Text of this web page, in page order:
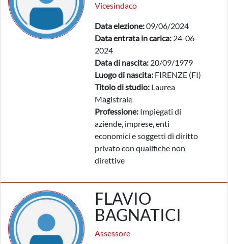
Vicesindaco
Data elezione:09/06/2024
Data entrata in carica: 24-06-
2024
Data di nascita: 20/09/1979
Luogo di nascita: FIRENZE (FI)
Titolo di studio: Laurea
Magistrale
Professione: Impiegati di
aziende, imprese, enti
economici e soggetti di diritto
privato con qualifiche non
direttive
FLAVIO
BAGNATICI
Assessore